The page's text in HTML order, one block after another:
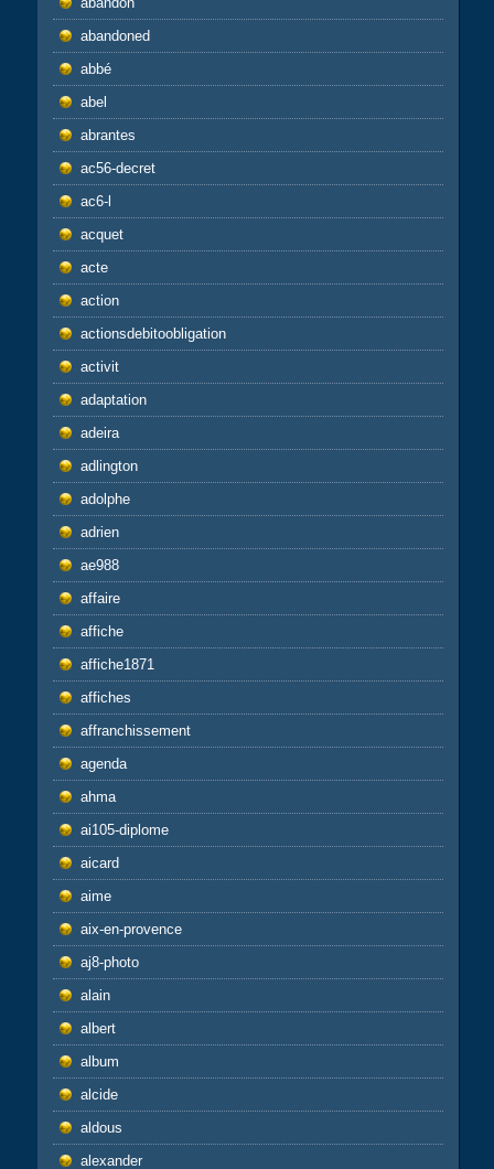
abandoned
abbé
abel
abrantes
ac56-decret
ac6-l
acquet
acte
action
actionsdebitoobligation
activit
adaptation
adeira
adlington
adolphe
adrien
ae988
affaire
affiche
affiche1871
affiches
affranchissement
agenda
ahma
ai105-diplome
aicard
aime
aix-en-provence
aj8-photo
alain
albert
album
alcide
aldous
alexander